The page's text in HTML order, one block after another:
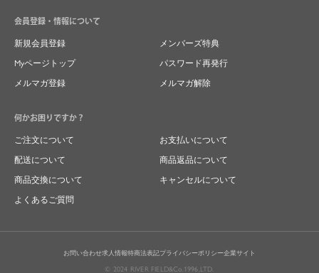
会員登録・情報について
新規会員登録
メンバーズ特典
Myページトップ
パスワード再発行
メルマガ登録
メルマガ解除
何かお困りですか？
ご注文について
お支払いについて
配送について
商品返品について
商品交換について
キャンセルについて
よくあるご質問
お問い合わせ求人情報特商法表記プライバシーポリシー企業サイト
© 2024 RIVER FIELD&Co.1996,LTD.